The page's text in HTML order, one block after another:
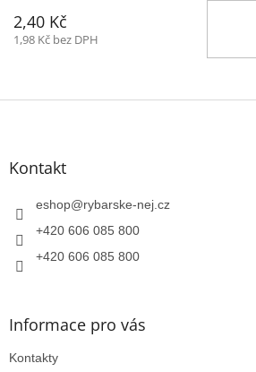
2,40 Kč
1,98 Kč bez DPH
Z
Kontakt
eshop@rybarske-nej.cz
+420 606 085 800
+420 606 085 800
Informace pro vás
Kontakty